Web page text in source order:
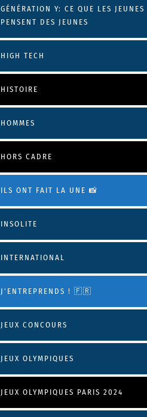
GÉNÉRATION Y: CE QUE LES JEUNES
PENSENT DES JEUNES
HIGH TECH
HISTOIRE
HOMMES
HORS CADRE
ILS ONT FAIT LA UNE 📸
INSOLITE
INTERNATIONAL
J'ENTREPRENDS ! 🇫🇷
JEUX CONCOURS
JEUX OLYMPIQUES
JEUX OLYMPIQUES PARIS 2024